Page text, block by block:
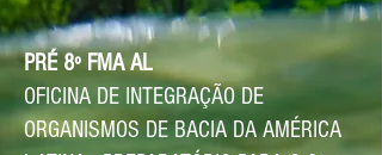
PRÉ 8º FMA AL
OFICINA DE INTEGRAÇÃO DE
ORGANISMOS DE BACIA DA AMÉRICA